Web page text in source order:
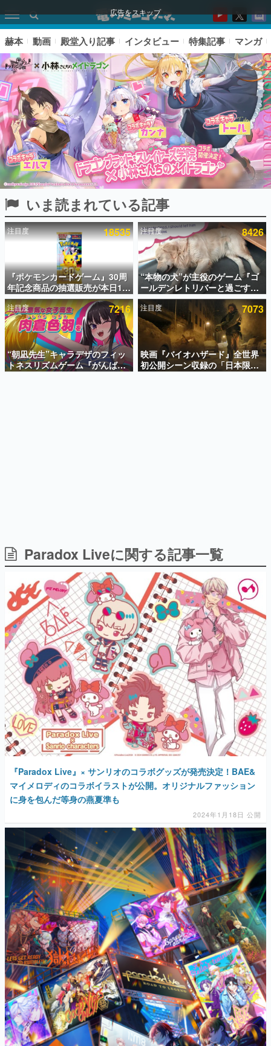
広告をスキップ
ピックアップ
電ファミのいま読まれている記事ランキング
アプリセール情報
インタビュー
連載・特集一覧
殿堂入り記事
SNS拡散数が数千以上！ ページビュー数万以上！ などな
ど。多くの人々に読まれた、電ファミ渾身の“殿堂入り”記
事をまとめました。
日本のコンテンツ産業やカルチャーに与えた影響を探る企
画です。
日本モバイルゲーム産業史
日本のモバイルゲーム史における主要なトピック・タイト
ルを網羅するほか、開発者へのインタビューや識者による
解説を掲載。約20年の歴史が一望できる決定版！
若ゲのいたり〜ゲームクリエイターの青春〜
『うつヌケ』『ペンと箸』等で知られるマンガ家・田中圭
一先生によるゲーム業界レポートマンガです。
なんでゲームは面白い？
ゲーム開発者・hamatsu氏がゲームの魅力を画面や操作の
具体的な形から解き明かしていく、硬派で骨太な評論連載
です。
ゲームが変えた日本語
「経験値」「裏技」「ラスボス」… ゲームにまつわる言葉
の起源や用法の変遷を、コンピューター文化史研究家・タ
イニーP氏が徹底調査。
カテゴリ
マンガ
女性向け
アプリレビュー
その他
電ファミニコゲーマーとは？
運営：株式会社マレ
赫本 動画 殿堂入り記事 インタビュー 特集記事 マンガ
いま読まれている記事
注目度 18535
『ポケモンカードゲーム』30周
年記念商品の抽選販売が本日12
時より開始。拡張パック「30th
CELEBRATION」のボックス
に、「プレミアムデッキセット
エーフィ・ブラッキー」
「FUTURISTIC BOX」の計3商
品
注目度 8426
“本物の犬”が主役のゲーム『ゴ
ールデンレトリバーと過ごす
日々』が最高すぎる。開発者の
愛犬「ピチュー」と一緒にのん
びりとした毎日を過ごそう
注目度 7216
“朝凪先生”キャラデザのフィッ
トネスリズムゲーム『がんば
れ！チアリズム』Steamストア
注目度 7073
映画『バイオハザード』全世界
初公開シーン収録の「日本限
定」予告映像が解禁。バイオの
Paradox Liveに関する記事一覧
『Paradox Live』× サンリオのコラボグッズが発売決定！BAE&
マイメロディのコラボイラストが公開。オリジナルファッション
に身を包んだ等身の燕夏準も
2024年1月18日 公開